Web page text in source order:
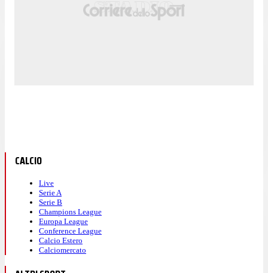
CALCIO
Live
Serie A
Serie B
Champions League
Europa League
Conference League
Calcio Estero
Calciomercato